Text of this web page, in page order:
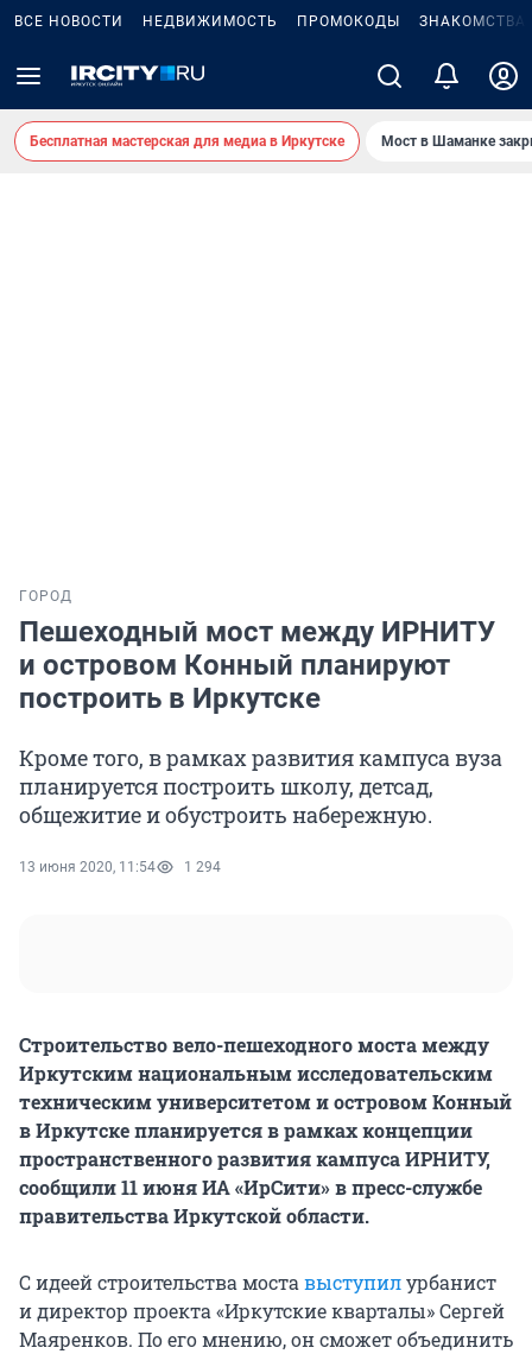
ВСЕ НОВОСТИ НЕДВИЖИМОСТЬ ПРОМОКОДЫ ЗНАКОМСТВА
Бесплатная мастерская для медиа в Иркутске Мост в Шаманке
ГОРОД
Пешеходный мост между ИРНИТУ
и островом Конный планируют
построить в Иркутске
Кроме того, в рамках развития кампуса вуза
планируется построить школу, детсад,
общежитие и обустроить набережную.
13 июня 2020, 11:54 1 294
Строительство вело-пешеходного моста между
Иркутским национальным исследовательским
техническим университетом и островом Конный
в Иркутске планируется в рамках концепции
пространственного развития кампуса ИРНИТУ,
сообщили 11 июня ИА «ИрСити» в пресс-службе
правительства Иркутской области.
С идеей строительства моста выступилурбанист
и директор проекта «Иркутские кварталы» Сергей
Маяренков. По его мнению, он сможет объединить